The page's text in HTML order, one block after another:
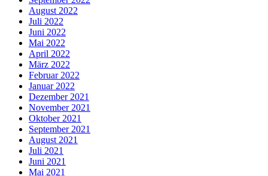
August 2022
Juli 2022
Juni 2022
Mai 2022
April 2022
März 2022
Februar 2022
Januar 2022
Dezember 2021
November 2021
Oktober 2021
September 2021
August 2021
Juli 2021
Juni 2021
Mai 2021